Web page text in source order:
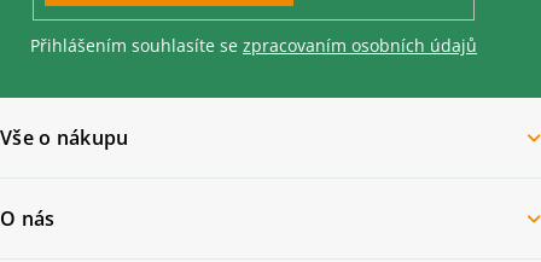
Přihlášením souhlasíte se zpracovaním osobních údajů
Vše o nákupu
O nás